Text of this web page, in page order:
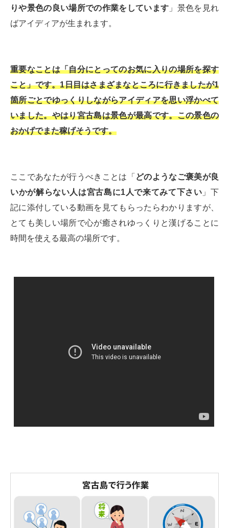
りや景色の良い場所での作業をしています 」景色を見れ
ばアイディアが生まれます。
重要なことは「自分にとってのお気に入りの場所を探す
こと」です。1日目はさまざまなところに行きましたが1
箇所ごとでゆっくりしながらアイディアを思い浮かべて
いました。やはり宮古島は景色が最高です。この景色の
おかげでまた稼げそうです。
ここであなたが行うべきことは「 どのようなご褒美が良
いかが解らない人は宮古島に1人で来てみて下さい 」下
記に添付している動画を見てもらったらわかりますが、
とても美しい場所で心が癒されゆっくりと漢げることに
時間を使える最高の場所です。